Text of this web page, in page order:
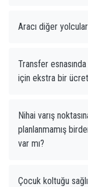
Aracı diğer
Transfer
için ekstra bir ücret
Nihai varış
planlanmamış
var mı?
Çocuk koltuğu